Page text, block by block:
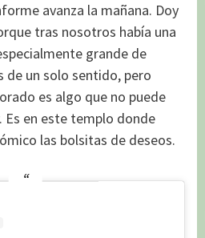
avanza la mañana. Doy
tras nosotros había una
grande de
de un solo sentido, pero
es algo que no puede
en este templo donde
las bolsitas de deseos.